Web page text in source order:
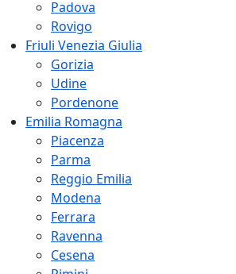
Padova
Rovigo
Friuli Venezia Giulia
Gorizia
Udine
Pordenone
Emilia Romagna
Piacenza
Parma
Reggio Emilia
Modena
Ferrara
Ravenna
Cesena